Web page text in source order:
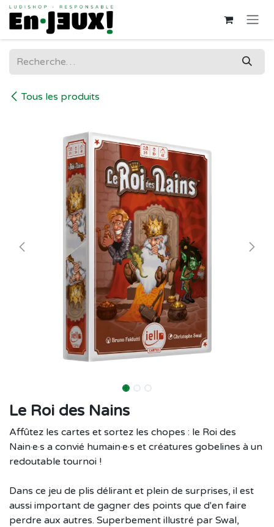
Se rendre au contenu
Tous les produits
Le Roi des Nains
Affûtez les cartes et sortez les chopes : le Roi des
Nain·e·s a convié humain·e·s et créatures gobelines à un
redoutable tournoi !
Dans ce jeu de plis délirant et plein de surprises, il est
aussi important de gagner des points que d'en faire
perdre aux autres. Superbement illustré par Swal,